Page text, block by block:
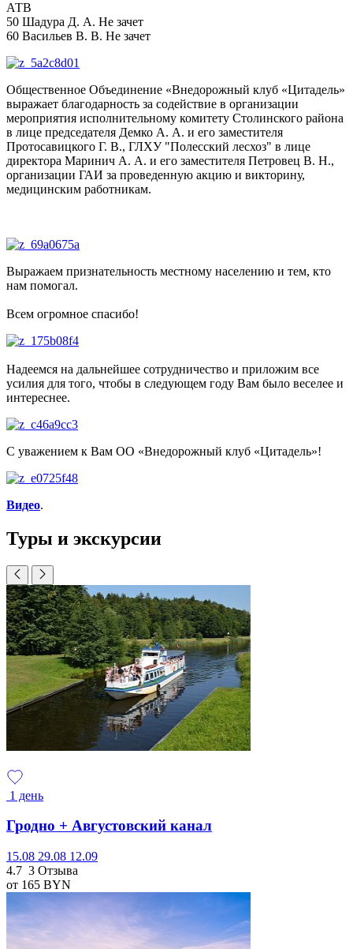
АТВ
50 Шадура Д. А. Не зачет
60 Васильев В. В. Не зачет
Общественное Объединение «Внедорожный клуб «Цитадель»
выражает благодарность за содействие в организации
мероприятия исполнительному комитету Столинского района
в лице председателя Демко А. А. и его заместителя
Протосавицкого Г. В., ГЛХУ "Полесский лесхоз" в лице
директора Маринич А. А. и его заместителя Петровец В. Н.,
организации ГАИ за проведенную акцию и викторину,
медицинским работникам.
Выражаем признательность местному населению и тем, кто
нам помогал.
Всем огромное спасибо!
Надеемся на дальнейшее сотрудничество и приложим все
усилия для того, чтобы в следующем году Вам было веселее и
интереснее.
С уважением к Вам ОО «Внедорожный клуб «Цитадель»!
Видео.
Туры и экскурсии
1 день
Гродно + Августовский канал
15.08 29.08 12.09
4.7 3 Отзыва
от 165 BYN